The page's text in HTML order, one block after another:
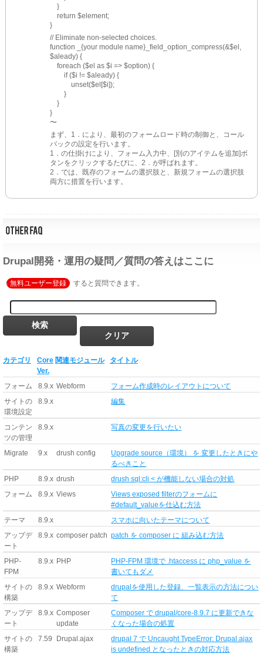
}
return $element;
}
// Eliminate non-selected choices.
function _{your module name}_field_option_compress(&$el,
$aleady) {
foreach ($el as $i => $option) {
if ($i != $aleady) {
unset($el[$i]);
}
}
}
〜
まず、1．により、最初のフォームロード時の制御と、コール
バックの設定を行います。
1．の仕掛けにより、フォーム入力中、[別のアイテムを追加]ボ
タンをクリックするたびに、2．が呼ばれます。
2．では、既存のフォームの選択肢と、新規フォームの選択肢
両方に措置を行います。
Drupal開発・運用の疑問／質問の答えはここに
無料ユーザー登録 すると質問できます。
カテゴリ
Core
Ver.
関連モジュール タイトル
フォーム 8.9.x Webform
フォーム作成時のレイアウトについて
サイトの
環境設定
8.9.x 編集
コンテン
ツの管理
8.9.x 写真の変更を行いたい
Migrate 9.x drush config
Upgrade source（環境） を 変更したときにや
るべきこと
PHP
8.9.x drush
drush sql:cli < が機能しない場合の対処
フォーム
8.9.x Views
Views exposed filterのフォームに
#default_valueを仕込む方法
テーマ
8.9.x
スマホに向いたテーマについて
アップデ
ート
8.9.x composer patch patch を composer に 組み込む方法
PHP-
FPM
8.9.x PHP
PHP-FPM 環境で .htaccess に php_value を
書いてもダメ
サイトの
構築
8.9.x Webform
drupalを使用した登録、一覧表示の方法につい
て
アップデ
ート
8.9.x Composer
update
Composer で drupal/core-8.9.7 に更新できな
くなった場合の処置
サイトの
構築
7.59 Drupal.ajax
drupal 7 で Uncaught TypeError: Drupal.ajax
is undefined となったときの対応方法